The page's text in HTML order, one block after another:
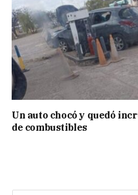
Un auto chocó y quedó
de combustibles